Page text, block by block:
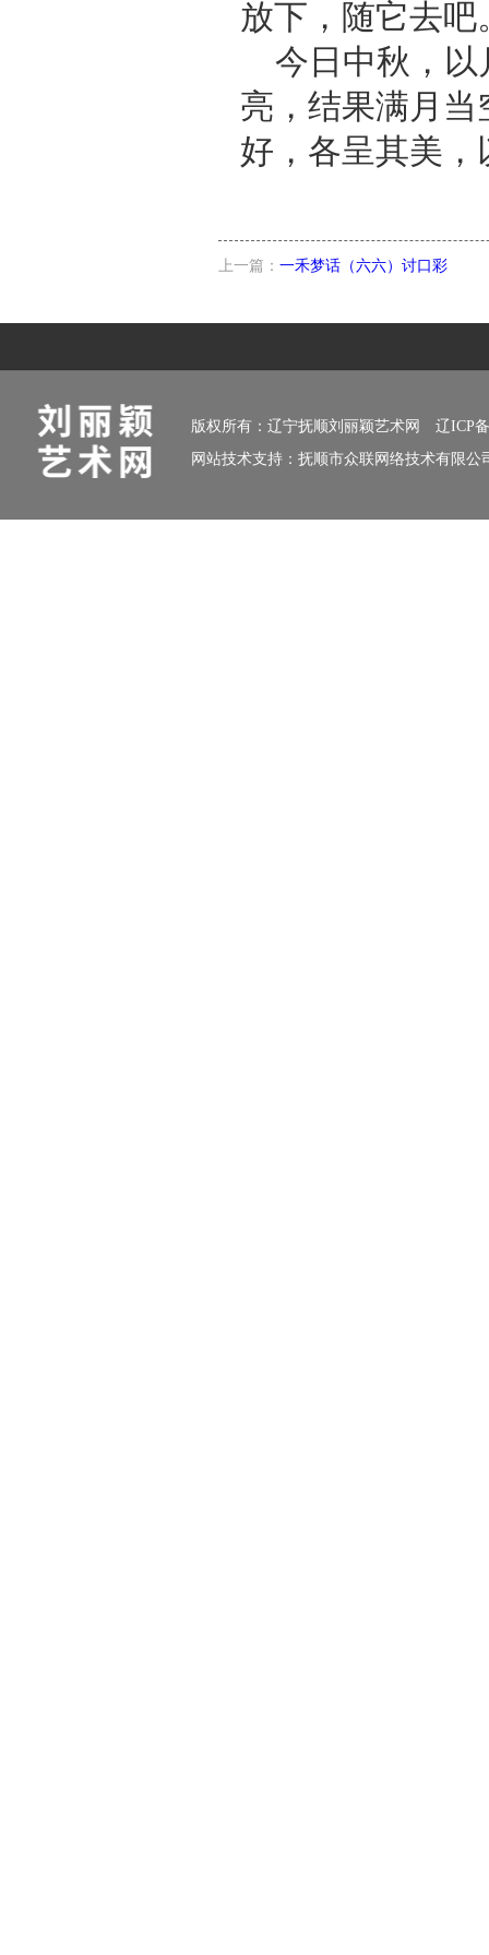
放下，随它去吧
今日中秋，
亮，结果满月
好，各呈其美
上一篇： 一禾梦话（六六）讨口彩
版权所有：辽宁抚顺刘丽颖艺术网 辽ICP
网站技术支持： 抚顺市众联网络技术有限公